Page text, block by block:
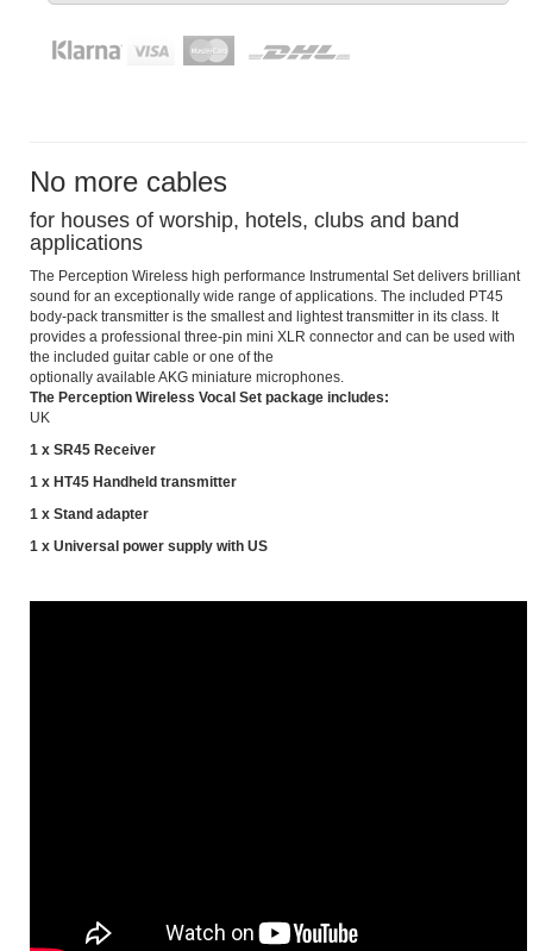
No more cables
for houses of worship, hotels, clubs and band
applications
The Perception Wireless high performance Instrumental Set delivers brilliant
sound for an exceptionally wide range of applications. The included PT45
body-pack transmitter is the smallest and lightest transmitter in its class. It
provides a professional three-pin mini XLR connector and can be used with
the included guitar cable or one of the
optionally available AKG miniature microphones.
The Perception Wireless Vocal Set package includes:
UK
1 x SR45 Receiver
1 x HT45 Handheld transmitter
1 x Stand adapter
1 x Universal power supply with US